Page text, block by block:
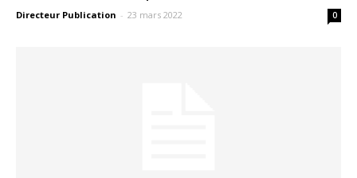
Directeur Publication - 23 mars 2022 0